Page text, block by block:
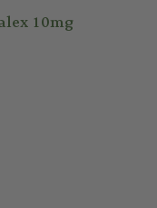
10mg